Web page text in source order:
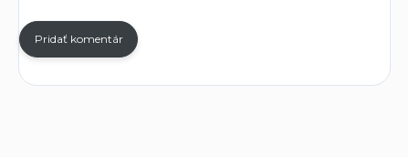
Pridať komentár